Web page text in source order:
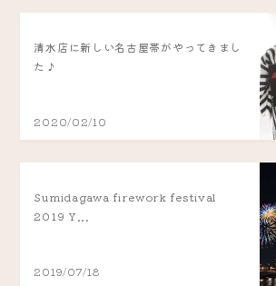
清水店に新しい名古屋帯がやってきまし
た♪
2020/02/10
Sumidagawa firework festival
2019 Y...
2019/07/18